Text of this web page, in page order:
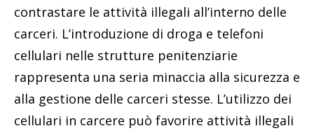
contrastare le attività illegali all’interno delle
carceri. L’introduzione di droga e telefoni
cellulari nelle strutture penitenziarie
rappresenta una seria minaccia alla sicurezza e
alla gestione delle carceri stesse. L’utilizzo dei
cellulari in carcere può favorire attività illegali